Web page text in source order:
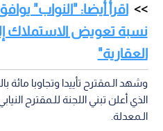
اقرأ أيضا: "النواب"
العقارية"
وشهد الـمقترح تأييدا وتجاوبا مائة
الذي أعلن تبني اللجنة للـمقترح
الـمعدلة.